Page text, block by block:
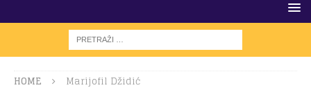
HOME Marijofil Džidić